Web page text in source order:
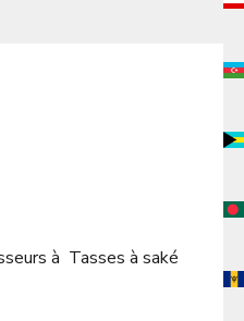
à Tasses à saké